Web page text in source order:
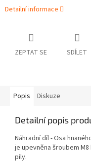
Detailní informace
ZEPTAT SE SDÍLET
Popis Diskuze
Detailní popis
Náhradní díl - Osa
je upevněna šroubem
pily.